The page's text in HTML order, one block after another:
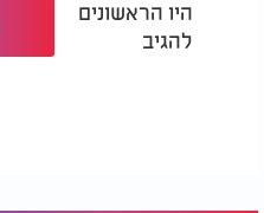
היו הראשונים
להגיב